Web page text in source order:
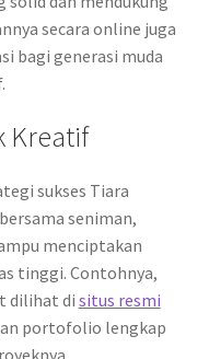
secara online juga
bagi generasi muda
Kreatif
sukses Tiara
seniman,
menciptakan
tinggi. Contohnya,
dilihat disitus resmi
portofolio lengkap